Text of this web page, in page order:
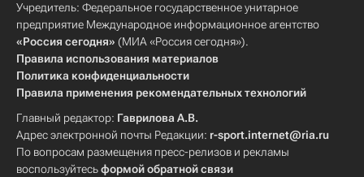
Учредитель: Федеральное государственное унитарное
предприятие Международное информационное агентство
«Россия сегодня» (МИА «Россия сегодня»).
Правила использования материалов
Политика конфиденциальности
Правила применения рекомендательных технологий
Главный редактор: Гаврилова А.В.
Адрес электронной почты Редакции: r-sport.internet@ria.ru
По вопросам размещения пресс-релизов и рекламы
воспользуйтесьформой обратной связи